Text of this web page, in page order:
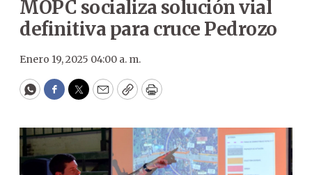
MOPC socializa solución vial
definitiva para cruce Pedrozo
Enero 19, 2025 04:00 a. m.
WhatsApp
Facebook
Twitter
EmailCopyPrint